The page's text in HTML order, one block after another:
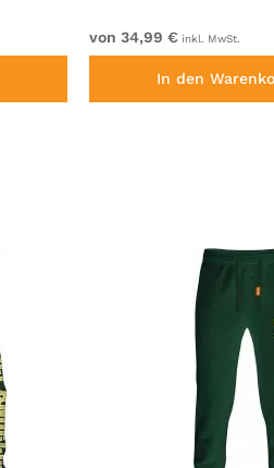
von 34,99 € inkl. MwSt.
In den